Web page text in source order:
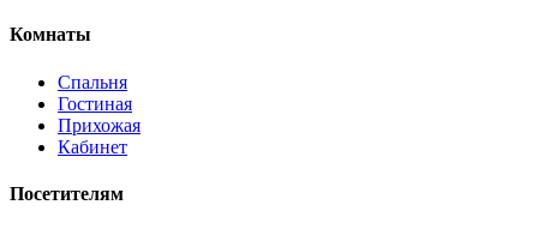
Комнаты
Спальня
Гостиная
Прихожая
Кабинет
Посетителям